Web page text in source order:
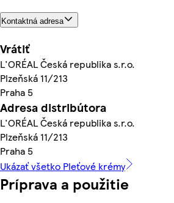
Kontaktná adresa
Vrátiť
L'ORÉAL Česká republika s.r.o.
Plzeňská 11/213
Praha 5
Adresa distribútora
L'ORÉAL Česká republika s.r.o.
Plzeňská 11/213
Praha 5
Ukázať všetko Pleťové krémy
Príprava a použitie